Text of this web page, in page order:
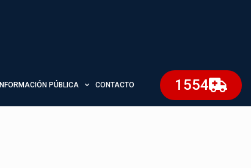
INFORMACIÓN PÚBLICA CONTACTO 1554